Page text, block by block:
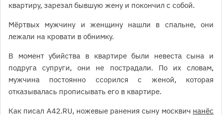
квартиру, зарезал бывшую жену и покончил с собой.
Мёртвых мужчину и женщину нашли в спальне, они
лежали на кровати в обнимку.
В момент убийства в квартире были невеста сына и
подруга супруги, они не пострадали. По их словам,
мужчина постоянно ссорился с женой, которая
отказывалась прописывать его в квартире.
Как писал А42.RU, ножевые ранения сыну москвич нанёс